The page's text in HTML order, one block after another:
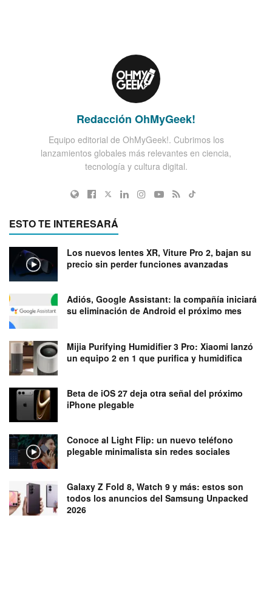
Redacción OhMyGeek!
Equipo editorial de OhMyGeek!. Cubrimos los
lanzamientos globales más relevantes en ciencia,
tecnología y cultura digital.
ESTO TE INTERESARÁ
Los nuevos lentes XR, Viture Pro 2, bajan su
precio sin perder funciones avanzadas
Adiós, Google Assistant: la compañía iniciará
su eliminación de Android el próximo mes
Mijia Purifying Humidifier 3 Pro: Xiaomi lanzó
un equipo 2 en 1 que purifica y humidifica
Beta de iOS 27 deja otra señal del próximo
iPhone plegable
Conoce al Light Flip: un nuevo teléfono
plegable minimalista sin redes sociales
Galaxy Z Fold 8, Watch 9 y más: estos son
todos los anuncios del Samsung Unpacked
2026